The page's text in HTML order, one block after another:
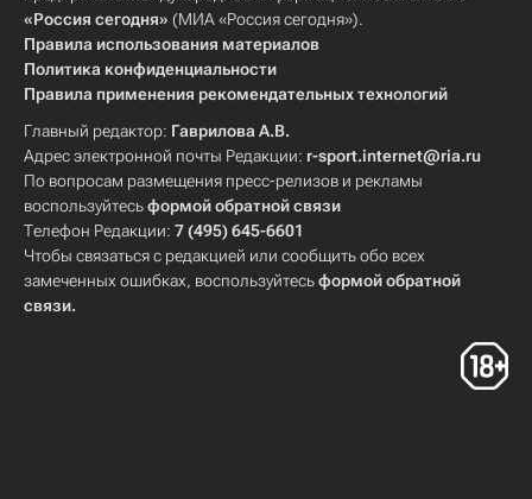
«Россия сегодня» (МИА «Россия сегодня»).
Правила использования материалов
Политика конфиденциальности
Правила применения рекомендательных технологий
Главный редактор: Гаврилова А.В.
Адрес электронной почты Редакции: r-sport.internet@ria.ru
По вопросам размещения пресс-релизов и рекламы
воспользуйтесьформой обратной связи
Телефон Редакции: 7 (495) 645-6601
Чтобы связаться с редакцией или сообщить обо всех
замеченных ошибках, воспользуйтесьформой обратной
связи.